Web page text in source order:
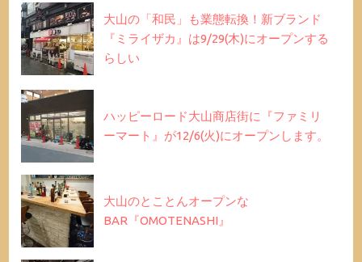
大山の「和民」も業態転換！新ブランド
『ミライザカ』は9/29(木)にオープンする
らしい
ハッピーロード大山商店街に『ファミリ
ーマート』が12/6(火)にオープンします。
大山のとことんオープンな
BAR『OMOTENASHI』